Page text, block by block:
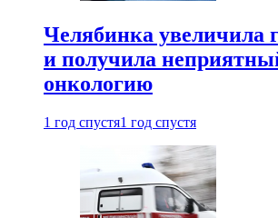
Челябинка увеличила
и получила
онкологию
1 год спустя1 год спустя